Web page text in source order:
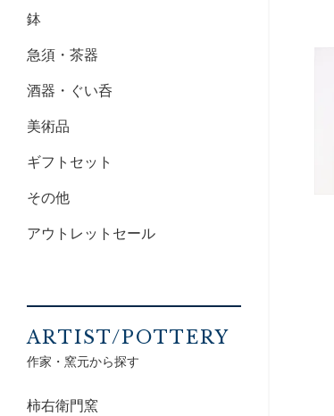
鉢
急須・茶器
酒器・ぐい呑
美術品
ギフトセット
その他
アウトレットセール
ARTIST/POTTERY
作家・窯元から探す
柿右衛門窯